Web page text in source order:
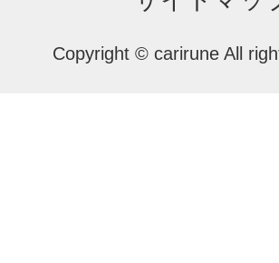
Copyright © carirune All